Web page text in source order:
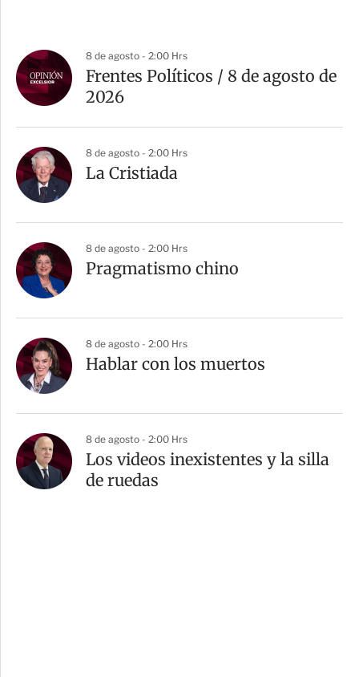
8 de agosto - 2:00 Hrs
Frentes Políticos / 8 de agosto de
2026
8 de agosto - 2:00 Hrs
La Cristiada
8 de agosto - 2:00 Hrs
Pragmatismo chino
8 de agosto - 2:00 Hrs
Hablar con los muertos
8 de agosto - 2:00 Hrs
Los videos inexistentes y la silla
de ruedas